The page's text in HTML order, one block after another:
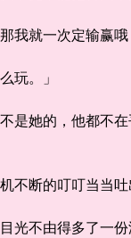
我就一次定输赢哦
玩。」
她的，他都不在
断的叮叮当当吐
不由得多了一份